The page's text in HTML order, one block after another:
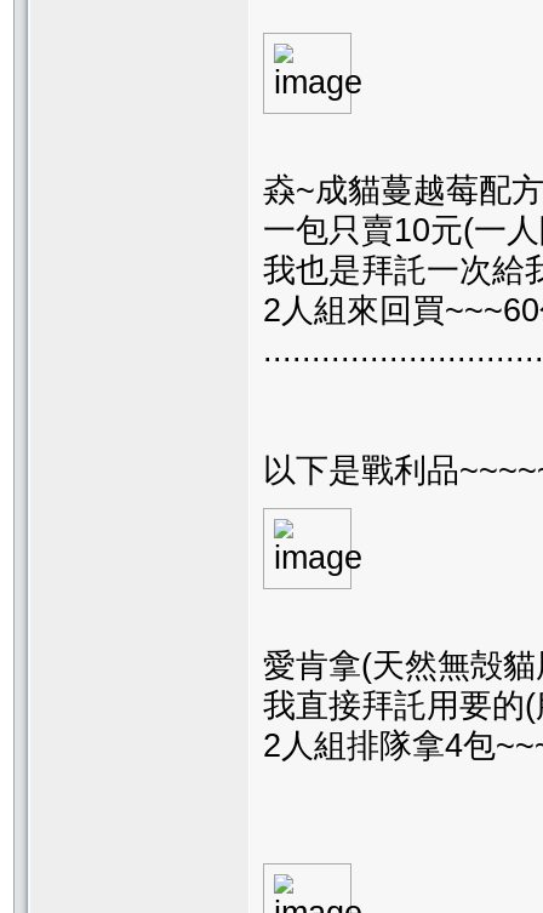
猋~成貓蔓越莓配
一包只賣10元(一
我也是拜託一次給
2人組來回買
以下是戰利品
愛肯拿(天然無殻
我直接拜託用要的
2人組排隊拿4包